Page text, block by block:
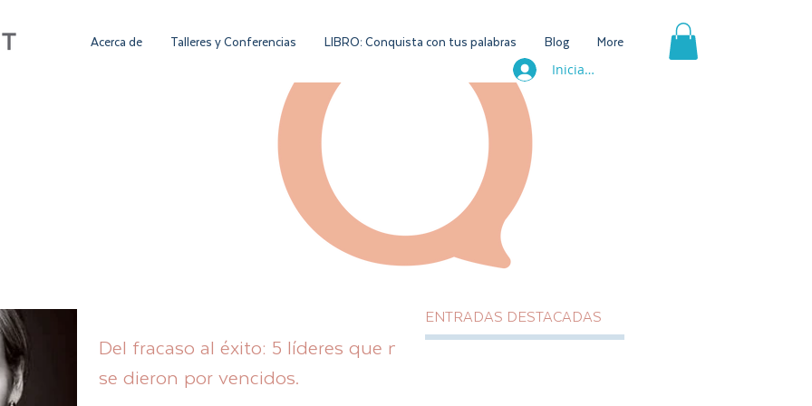
Acerca de Talleres y Conferencias LIBRO: Conquista con tus palabras Blog More
Iniciar sesión
Del fracaso al éxito: 5 líderes que no
se dieron por vencidos.
ENTRADAS DESTACADAS